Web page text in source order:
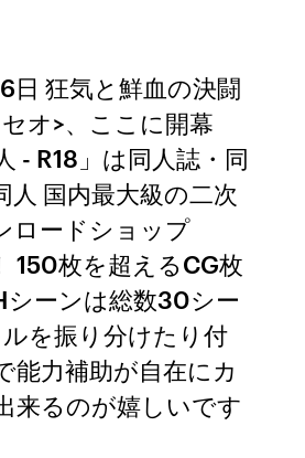
日 狂気と鮮血の決闘
オ>、ここに開幕
- R18」は同人誌・同
人 国内最大級の二次
ロードショップ
150枚を超えるCG枚
シーンは総数30シー
を振り分けたり付
能力補助が自在にカ
来るのが嬉しいです